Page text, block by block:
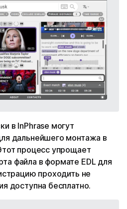
в InPhrase могут
дальнейшего монтажа в
процесс упрощает
файла в формате EDL для
проходить не
доступна бесплатно.